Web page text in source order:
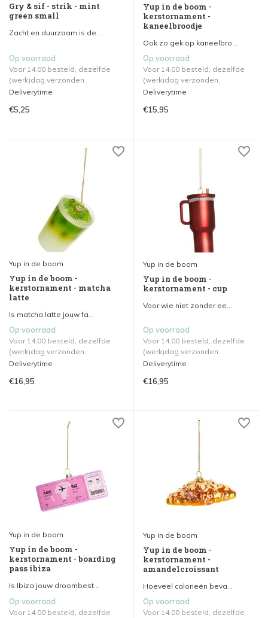
Gry & sif - strik - mint
green small
Zacht en duurzaam is de...
Op voorraad
Voor 14.00 besteld, dezelfde
(werk)dag verzonden.
Deliverytime
€5,25
Yup in de boom -
kerstornament -
kaneelbroodje
Ook zo gek op kaneelbro...
Op voorraad
Voor 14.00 besteld, dezelfde
(werk)dag verzonden.
Deliverytime
€15,95
Yup in de boom
Yup in de boom -
kerstornament - matcha
latte
Is matcha latte jouw fa...
Op voorraad
Voor 14.00 besteld, dezelfde
(werk)dag verzonden.
Deliverytime
€16,95
Yup in de boom
Yup in de boom -
kerstornament - cup
Voor wie niet zonder ee...
Op voorraad
Voor 14.00 besteld, dezelfde
(werk)dag verzonden.
Deliverytime
€16,95
Yup in de boom
Yup in de boom -
kerstornament - boarding
pass ibiza
Is Ibiza jouw droombest...
Op voorraad
Voor 14.00 besteld, dezelfde
Yup in de boom
Yup in de boom -
kerstornament -
amandelcroissant
Hoeveel calorieën beva...
Op voorraad
Voor 14.00 besteld, dezelfde